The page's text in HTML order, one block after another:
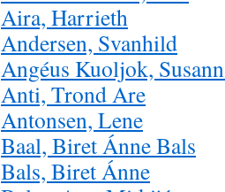
Aira, Harrieth
Andersen, Svanhild
Angéus Kuoljok,
Anti, Trond Are
Antonsen, Lene
Baal, Biret Ánne Bals
Bals, Biret Ánne